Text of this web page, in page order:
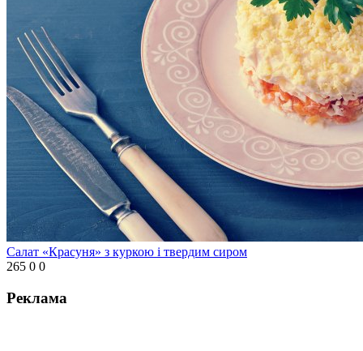
Салат «Красуня» з куркою і твердим сиром
265 0 0
Реклама